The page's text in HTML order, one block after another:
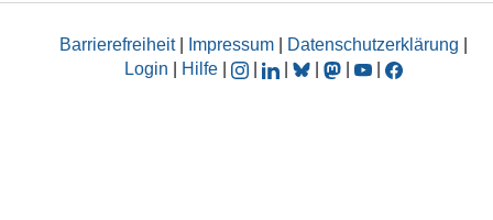
Barrierefreiheit| Impressum Datenschutzerklärung
Login
Hilfe